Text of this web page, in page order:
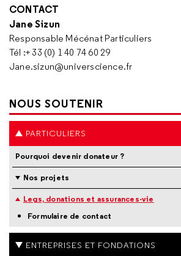
CONTACT
Jane Sizun
Responsable Mécénat Particuliers
Tél :+ 33 (0) 1 40 74 60 29
Jane.sizun@universcience.fr
NOUS SOUTENIR
PARTICULIERS
Pourquoi devenir donateur ?
Nos projets
Legs, donations et assurances-vie
Formulaire de contact
ENTREPRISES ET FONDATIONS